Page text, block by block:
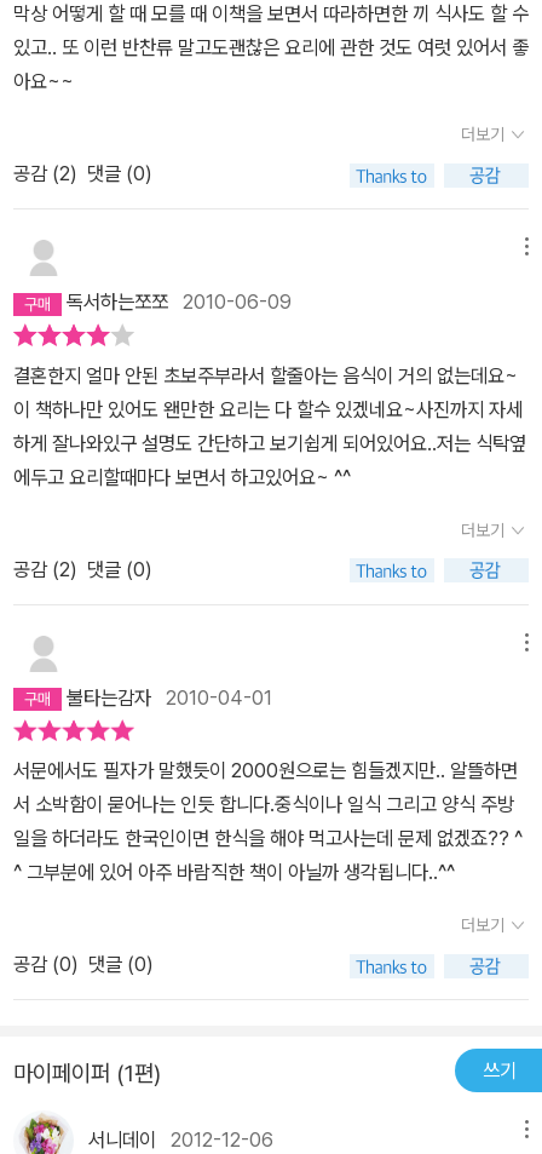
막상 어떻게 할 때 모를 때 이책을 보면서 따라하면한 끼 식사도 할 수
있고.. 또 이런 반찬류 말고도괜찮은 요리에 관한 것도 여럿 있어서 좋
아요~~
더보기
공감 (2) 댓글 (0)
독서하는쪼쪼 2010-06-09
결혼한지 얼마 안된 초보주부라서 할줄아는 음식이 거의 없는데요~
이 책하나만 있어도 왠만한 요리는 다 할수 있겠네요~사진까지 자세
하게 잘나와있구 설명도 간단하고 보기쉽게 되어있어요..저는 식탁옆
에두고 요리할때마다 보면서 하고있어요~ ^^
더보기
공감 (2) 댓글 (0)
불타는감자 2010-04-01
서문에서도 필자가 말했듯이 2000원으로는 힘들겠지만.. 알뜰하면
서 소박함이 묻어나는 인듯 합니다.중식이나 일식 그리고 양식 주방
일을 하더라도 한국인이면 한식을 해야 먹고사는데 문제 없겠죠?? ^
^ 그부분에 있어 아주 바람직한 책이 아닐까 생각됩니다..^^
더보기
공감 (0) 댓글 (0)
마이페이퍼 (1편) 쓰기
서니데이 2012-12-06